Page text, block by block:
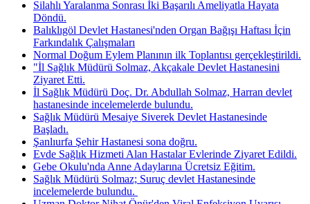
Silahlı Yaralanma Sonrası İki Başarılı Ameliyatla Hayata
Döndü.
Balıklıgöl Devlet Hastanesi'nden Organ Bağışı Haftası İçin
Farkındalık Çalışmaları
Normal Doğum Eylem Planının ilk Toplantısı gerçekleştirildi.
"İl Sağlık Müdürü Solmaz, Akçakale Devlet Hastanesini
Ziyaret Etti.
İl Sağlık Müdürü Doç. Dr. Abdullah Solmaz, Harran devlet
hastanesinde incelemelerde bulundu.
Sağlık Müdürü Mesaiye Siverek Devlet Hastanesinde
Başladı.
Şanlıurfa Şehir Hastanesi sona doğru.
Evde Sağlık Hizmeti Alan Hastalar Evlerinde Ziyaret Edildi.
Gebe Okulu'nda Anne Adaylarına Ücretsiz Eğitim.
Sağlık Müdürü Solmaz; Suruç devlet Hastanesinde
incelemelerde bulundu. ​